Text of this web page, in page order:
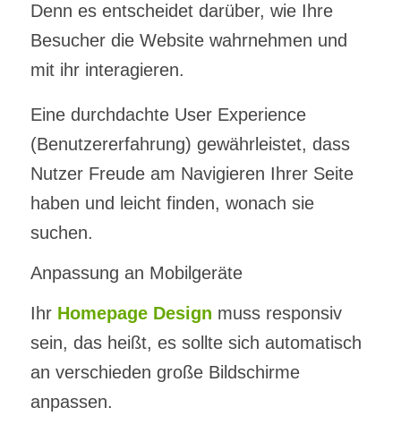
Denn es entscheidet darüber, wie Ihre
Besucher die Website wahrnehmen und
mit ihr interagieren.
Eine durchdachte User Experience
(Benutzererfahrung) gewährleistet, dass
Nutzer Freude am Navigieren Ihrer Seite
haben und leicht finden, wonach sie
suchen.
Anpassung an Mobilgeräte
Ihr Homepage Design muss responsiv
sein, das heißt, es sollte sich automatisch
an verschieden große Bildschirme
anpassen.